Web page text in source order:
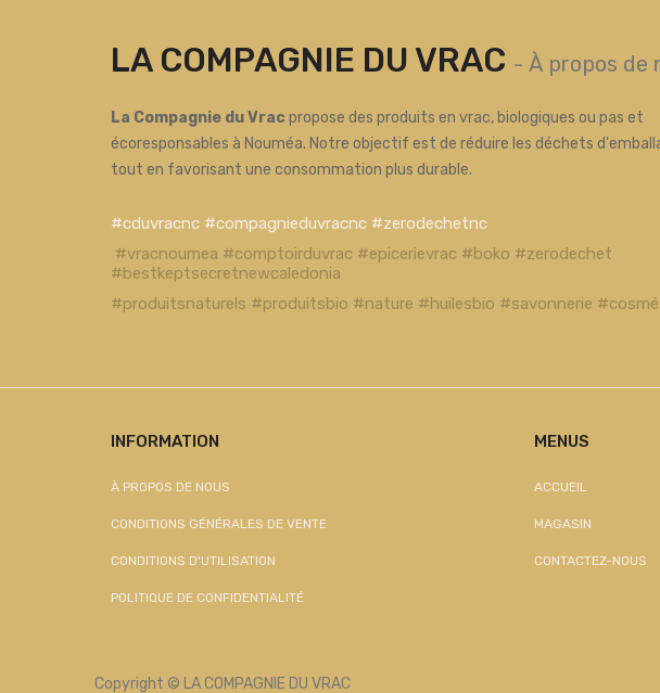
LA COMPAGNIE DU VRAC - À propos de
La Compagnie du Vrac propose des produits en vrac, biologiques ou pas et
écoresponsables à Nouméa. Notre objectif est de réduire les déchets
tout en favorisant une consommation plus durable.
#cduvracnc #compagnieduvracnc #zerodechetnc
#vracnoumea #comptoirduvrac #epicerievrac #boko #zerodechet
#bestkeptsecretnewcaledonia
#produitsnaturels #produitsbio #nature #huilesbio #savonnerie
INFORMATION
À PROPOS DE NOUS
CONDITIONS GÉNÉRALES DE VENTE
CONDITIONS D'UTILISATION
POLITIQUE DE CONFIDENTIALITÉ
MENUS
ACCUEIL
MAGASIN
CONTACTEZ-NOUS
Copyright © LA COMPAGNIE DU VRAC